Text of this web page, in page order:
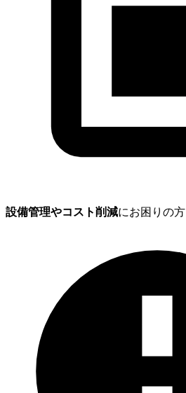
設備管理やコスト削減にお困りの方